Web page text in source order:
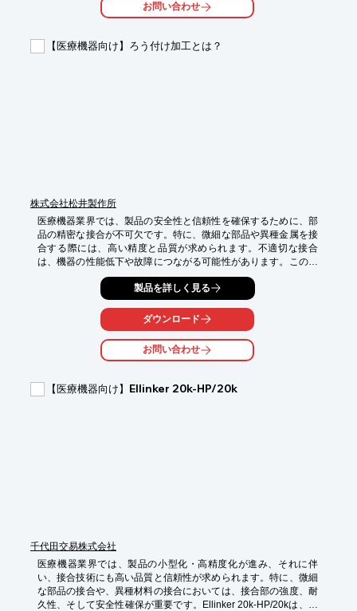
・医療用トレイ
・その他、抗菌性が求められる医療機器部品
お問い合わせ
【医療機器向け】ろう付け加工とは？
株式会社松井製作所
医療機器業界では、製品の安全性と信頼性を確保するために、部
品の精密な接合が不可欠です。特に、微細な部品や異種金属を接
合する際には、高い精度と品質が求められます。不適切な接合
は、機器の性能低下や故障につながる可能性があります。この動
画では、ろう付けの加工原理と特徴、改善事例、加工先選定のポ
イントについて解説していきます。初めてろう付けについて学ば
れる方にも、分かりやすいように心がけて作成した動画となって
【活用シーン】
・精密医療機器の製造
・異種金属の接合
製品を詳しく見る
ダウンロード
お問い合わせ
【医療機器向け】Ellinker 20k-HP/20k
千代田交易株式会社
医療機器業界では、製品の小型化・高精度化が進み、それに伴
い、接合技術にも高い品質と信頼性が求められます。特に、微細
な部品の接合や、異種材料の接合においては、接合部の強度、耐
久性、そして安全性確保が重要です。Ellinker 20k-HP/20kは、こ